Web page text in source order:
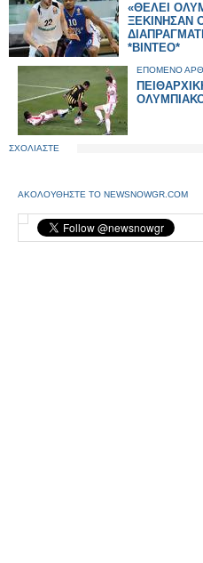
«ΘΕΛΕΙ
ΞΕΚΙΝΗΣΑΝ
*ΒΙΝΤΕΟ*
ΕΠΟΜΕΝΟ
ΣΧΟΛΙΑΣΤΕ
ΑΚΟΛΟΥΘΗΣΤΕ ΤΟ NEWSNOWGR.COM